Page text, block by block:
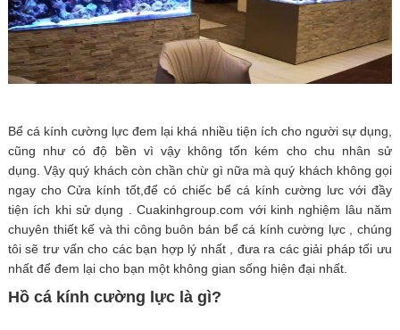
Bể cá kính cường lực đem lại khá nhiều tiện ích cho người sự dụng,
cũng như có độ bền vì vậy không tốn kém cho chu nhân sử
dụng. Vậy quý khách còn chần chừ gì nữa mà quý khách không gọi
ngay cho Cửa kính tốt,để có chiếc bể cá kính cường lưc với đầy
tiện ích khi sử dụng . Cuakinhgroup.com với kinh nghiệm lâu năm
chuyên thiết kế và thi công buôn bán bể cá kính cường lực , chúng
tôi sẽ trư vấn cho các bạn hợp lý nhất , đưa ra các giải pháp tối ưu
nhất để đem lại cho bạn một không gian sống hiện đại nhất.
Hồ cá kính cường lực là gì?